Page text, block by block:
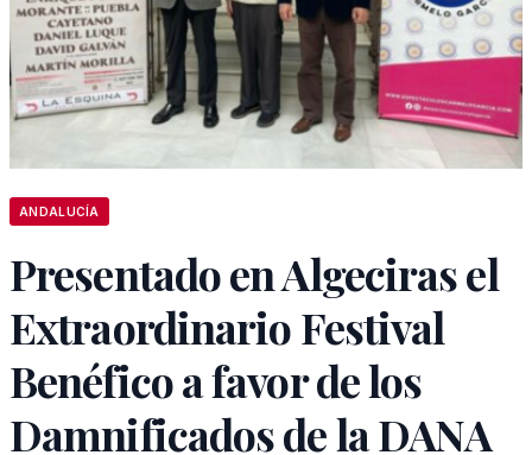
ANDALUCÍA
Presentado en Algeciras el
Extraordinario Festival
Benéfico a favor de los
Damnificados de la DANA